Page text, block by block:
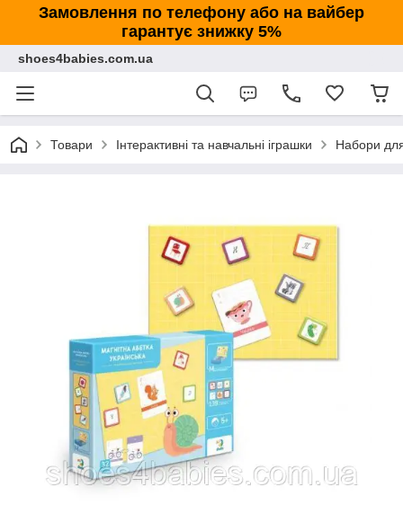
Замовлення по телефону або на вайбер
гарантує знижку 5%
shoes4babies.com.ua
Товари Інтерактивні та навчальні іграшки Набори